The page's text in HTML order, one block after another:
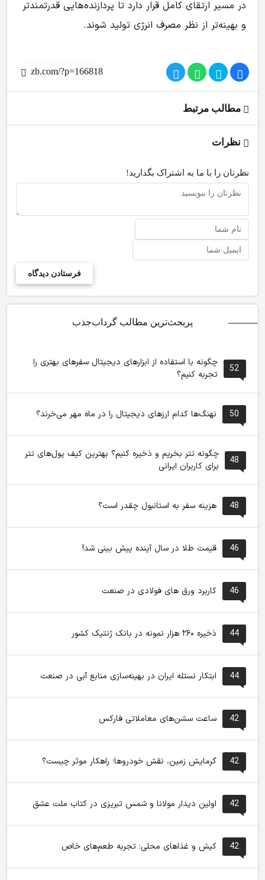
در مسیر ارتقای کامل قرار دارد تا پردازنده‌هایی قدرتمندتر
و بهینه‌تر از نظر مصرف انرژی تولید شوند.
مطالب مرتبط
نظرات
نظرتان را با ما به اشتراک بگذارید!
پربحث‌ترین مطالب گرداب‌جذب
52
چگونه با استفاده از ابزارهای دیجیتال سفرهای بهتری را
تجربه کنیم؟
50 نهنگ‌ها کدام ارزهای دیجیتال را در ماه مهر می‌خرند؟
48
چگونه تتر بخریم و ذخیره کنیم؟ بهترین کیف پول‌های تتر
برای کاربران ایرانی
48 هزینه سفر به استانبول چقدر است؟
46 قیمت طلا در سال آینده پیش بینی شد!
46 کاربرد ورق های فولادی در صنعت
44 ذخیره ۲۶۰ هزار نمونه در بانک ژنتیک کشور
44 ابتکار نستله ایران در بهینه‌سازی منابع آبی در صنعت
42 ساعت سشن‌های معاملاتی فارکس
42 گرمایش زمین، نقش خودروها؛ راهکار موثر چیست؟
42 اولین دیدار مولانا و شمس تبریزی در کتاب ملت عشق
42 کیش و غذاهای محلی: تجربه طعم‌های خاص